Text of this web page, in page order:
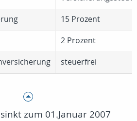
15 Prozent
2 Prozent
steuerfrei
zum 01.Januar 2007